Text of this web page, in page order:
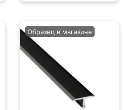
Образец в магазине